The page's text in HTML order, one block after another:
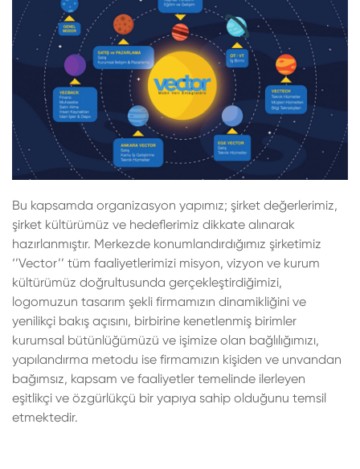
Bu kapsamda organizasyon yapımız; şirket değerlerimiz,
şirket kültürümüz ve hedeflerimiz dikkate alınarak
hazırlanmıştır. Merkezde konumlandırdığımız şirketimiz
‘’Vector’’ tüm faaliyetlerimizi misyon, vizyon ve kurum
kültürümüz doğrultusunda gerçekleştirdiğimizi,
logomuzun tasarım şekli firmamızın dinamikliğini ve
yenilikçi bakış açısını, birbirine kenetlenmiş birimler
kurumsal bütünlüğümüzü ve işimize olan bağlılığımızı,
yapılandırma metodu ise firmamızın kişiden ve unvandan
bağımsız, kapsam ve faaliyetler temelinde ilerleyen
eşitlikçi ve özgürlükçü bir yapıya sahip olduğunu temsil
etmektedir.